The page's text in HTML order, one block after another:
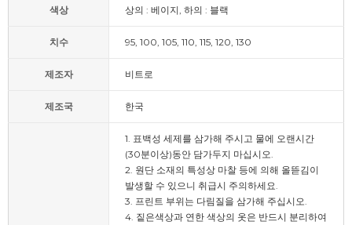
색상 상의 : 베이지, 하의 : 블랙
치수 95, 100, 105, 110, 115, 120, 130
제조자 비트로
제조국 한국
1. 표백성 세제를 삼가해 주시고 물에 오랜시간
(30분이상)동안 담가두지 마십시오.
2. 원단 소재의 특성상 마찰 등에 의해 올뜯김이
발생할 수 있으니 취급시 주의하세요.
3. 프린트 부위는 다림질을 삼가해 주십시오.
4. 짙은색상과 연한 색상의 옷은 반드시 분리하여